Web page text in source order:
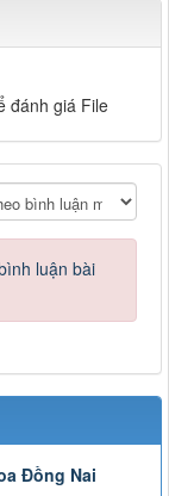
đánh giá File
luận bài
Đồng Nai